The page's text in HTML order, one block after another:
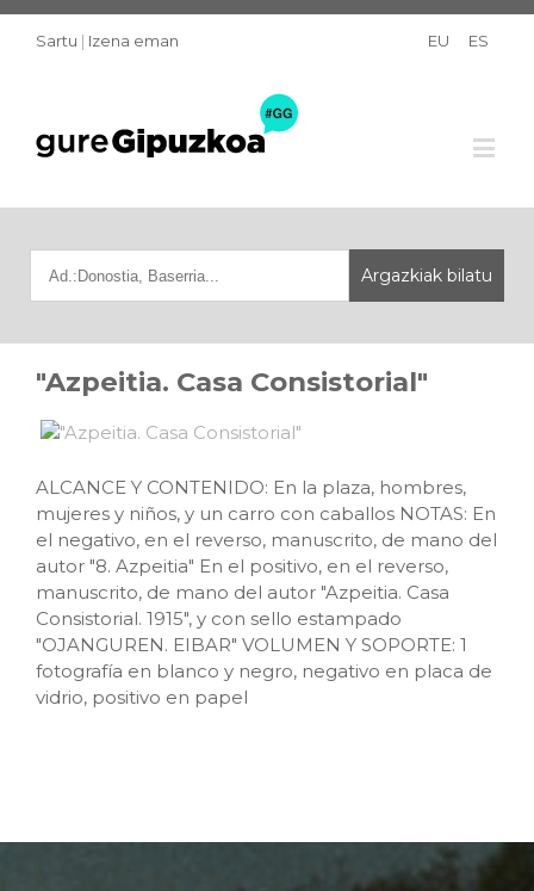
Sartu | Izena eman EU ES
"Azpeitia. Casa Consistorial"
ALCANCE Y CONTENIDO: En la plaza, hombres,
mujeres y niños, y un carro con caballos NOTAS: En
el negativo, en el reverso, manuscrito, de mano del
autor "8. Azpeitia" En el positivo, en el reverso,
manuscrito, de mano del autor "Azpeitia. Casa
Consistorial. 1915", y con sello estampado
"OJANGUREN. EIBAR" VOLUMEN Y SOPORTE: 1
fotografía en blanco y negro, negativo en placa de
vidrio, positivo en papel